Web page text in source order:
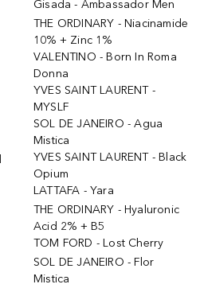
Gisada - Ambassador Men
THE ORDINARY - Niacinamide
10% + Zinc 1%
VALENTINO - Born In Roma
Donna
YVES SAINT LAURENT -
MYSLF
SOL DE JANEIRO - Agua
Mistica
YVES SAINT LAURENT - Black
Opium
LATTAFA - Yara
THE ORDINARY - Hyaluronic
Acid 2% + B5
TOM FORD - Lost Cherry
SOL DE JANEIRO - Flor
Mistica